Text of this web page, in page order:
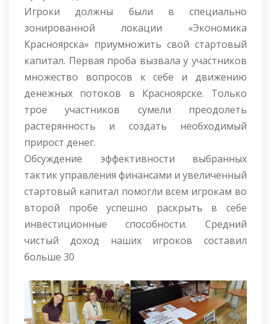
Игроки должны были в специально
зонированной локации «Экономика
Красноярска» приумножить свой стартовый
капитал. Первая проба вызвала у участников
множество вопросов к себе и движению
денежных потоков в Красноярске. Только
трое участников сумели преодолеть
растерянность и создать необходимый
прирост денег.
Обсуждение эффективности выбранных
тактик управления финансами и увеличенный
стартовый капитал помогли всем игрокам во
второй пробе успешно раскрыть в себе
инвестиционные способности. Средний
чистый доход наших игроков составил
больше 30